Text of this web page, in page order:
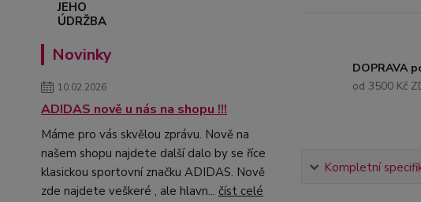
Novinky
10.02.2026
ADIDAS nově u nás na shopu !!!
Máme pro vás skvělou zprávu. Nově na
našem shopu najdete další dalo by se říce
klasickou sportovní značku ADIDAS. Nově
zde najdete veškeré , ale hlavn... číst celé
DOPRAVA
od 3500 Kč
Kompletní